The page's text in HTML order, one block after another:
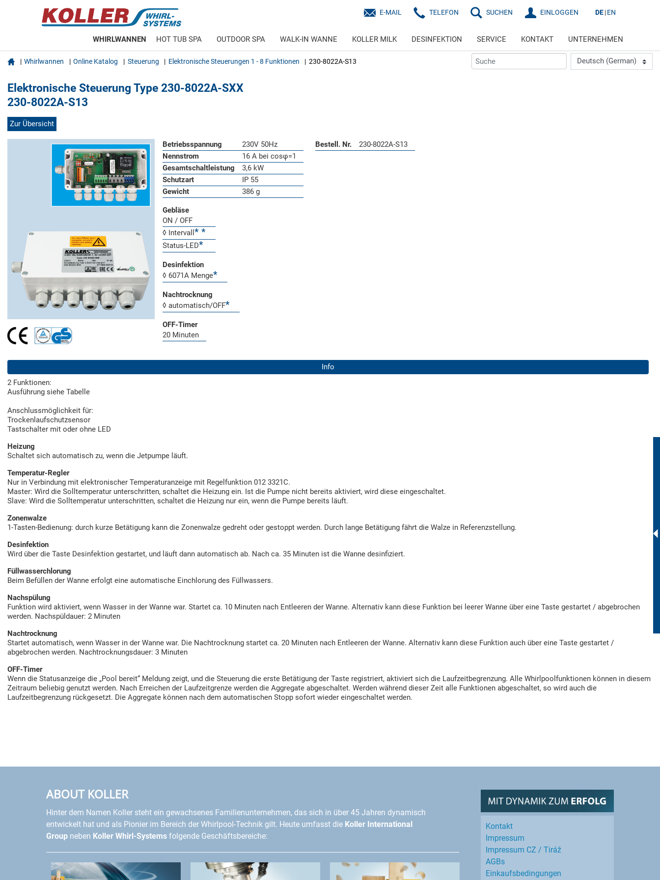
E-MAIL TELEFON SUCHEN EINLOGGEN DE EN
WHIRLWANNEN HOT TUB SPA OUTDOOR SPA WALK-IN WANNE KOLLER MILK DESINFEKTION SERVICE KONTAKT UNTERNEHMEN
 Whirlwannen Online Katalog Steuerung Elektronische Steuerungen 1 - 8 Funktionen 230-8022A-S13
Elektronische Steuerung Type 230-8022A-SXX
230-8022A-S13
Zur Übersicht
Betriebsspannung
230V 50Hz
Nennstrom
16 A bei cosφ=1
Gesamtschaltleistung
3,6 kW
Schutzart
IP 55
Gewicht
386 g
Gebläse
ON / OFF
◊ Intervall
Status-LED
Desinfektion
◊ 6071A Menge
Nachtrocknung
◊ automatisch/OFF
OFF-Timer
20 Minuten
Bestell. Nr. 230-8022A-S13
Info
2 Funktionen:
Ausführung siehe Tabelle
Anschlussmöglichkeit für:
Trockenlaufschutzsensor
Tastschalter mit oder ohne LED
Heizung
Schaltet sich automatisch zu, wenn die Jetpumpe läuft.
Temperatur-Regler
Nur in Verbindung mit elektronischer Temperaturanzeige mit Regelfunktion 012 3321C.
Master: Wird die Solltemperatur unterschritten, schaltet die Heizung ein. Ist die Pumpe nicht bereits aktiviert, wird diese eingeschaltet.
Slave: Wird die Solltemperatur unterschritten, schaltet die Heizung nur ein, wenn die Pumpe bereits läuft.
Zonenwalze
1-Tasten-Bedienung: durch kurze Betätigung kann die Zonenwalze gedreht oder gestoppt werden. Durch lange Betätigung fährt die Walze in Referenzstellung.
Desinfektion
Wird über die Taste Desinfektion gestartet, und läuft dann automatisch ab. Nach ca. 35 Minuten ist die Wanne desinfiziert.
Füllwasserchlorung
Beim Befüllen der Wanne erfolgt eine automatische Einchlorung des Füllwassers.
Nachspülung
Funktion wird aktiviert, wenn Wasser in der Wanne war. Startet ca. 10 Minuten nach Entleeren der Wanne. Alternativ kann diese Funktion bei leerer Wanne über eine Taste gestartet / abgebrochen
werden. Nachspüldauer: 2 Minuten
Nachtrocknung
Startet automatisch, wenn Wasser in der Wanne war. Die Nachtrocknung startet ca. 20 Minuten nach Entleeren der Wanne. Alternativ kann diese Funktion auch über eine Taste gestartet /
abgebrochen werden. Nachtrocknungsdauer: 3 Minuten
OFF-Timer
Wenn die Statusanzeige die „Pool bereit“ Meldung zeigt, und die Steuerung die erste Betätigung der Taste registriert, aktiviert sich die Laufzeitbegrenzung. Alle Whirlpoolfunktionen können in diesem
Zeitraum beliebig genutzt werden. Nach Erreichen der Laufzeitgrenze werden die Aggregate abgeschaltet. Werden während dieser Zeit alle Funktionen abgeschaltet, so wird auch die
Laufzeitbegrenzung rückgesetzt. Die Aggregate können nach dem automatischen Stopp sofort wieder eingeschaltet werden.
ABOUT KOLLER
Hinter dem Namen Koller steht ein gewachsenes Familienunternehmen, das sich in über 45 Jahren dynamisch
entwickelt hat und als Pionier im Bereich der Whirlpool-Technik gilt. Heute umfasst die Koller International
Group neben Koller Whirl-Systems folgende Geschäftsbereiche:
Kontakt
Impressum
Impressum CZ / Tiráž
AGBs
Einkaufs­bedingungen